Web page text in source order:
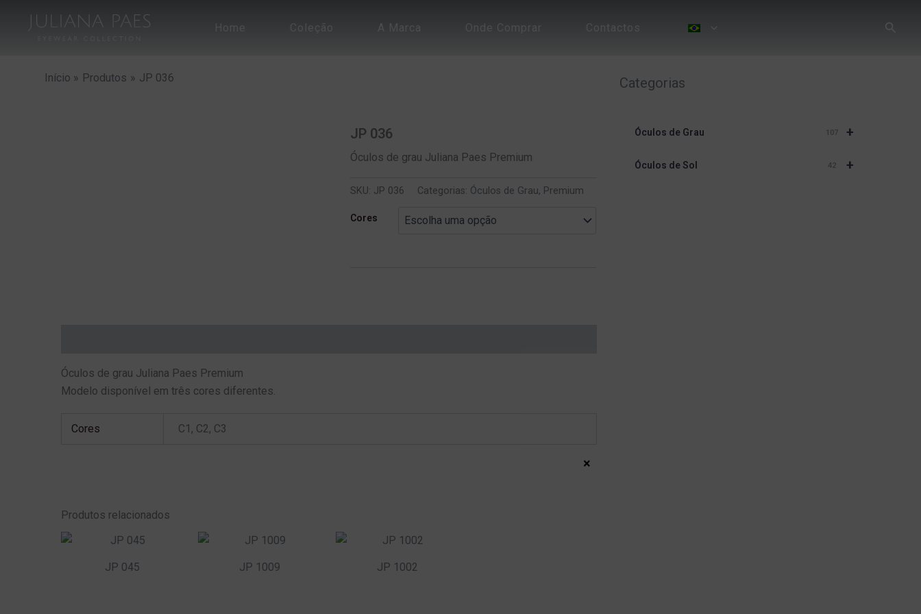
Home Coleção A Marca Onde Comprar Contactos
Início Produtos JP 036
JP 036
Óculos de grau Juliana Paes Premium
SKU: JP 036 Categorias: Óculos de Grau, Premium
Cores
Óculos de grau Juliana Paes Premium
Modelo disponível em três cores diferentes.
Cores C1, C2, C3
Produtos relacionados
JP 045 JP 1009 JP 1002
Categorias
+
Óculos de Grau 107
+
Óculos de Sol 42
×